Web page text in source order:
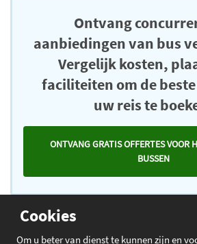
Ontvang
aanbiedingen van bus
Vergelijk kosten,
faciliteiten om de
uw reis te
ONTVANG GRATIS OFFERTES VOOR
BUSSEN
Cookies
Om u beter van dienst te kunnen zijn en